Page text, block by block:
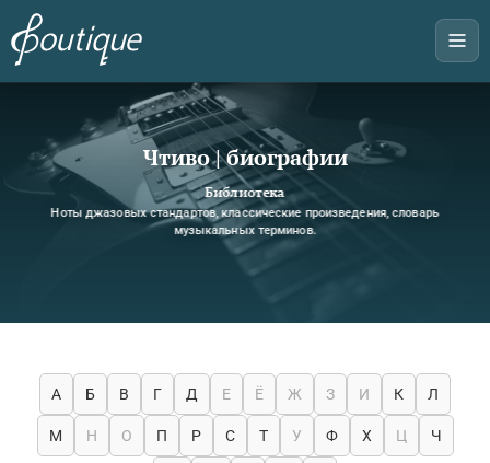
Чтиво | биографии
Библиотека
Ноты джазовых стандартов, классические произведения, словарь
музыкальных терминов.
А Б В Г Д Е Ё Ж З И К Л
М Н О П Р С Т У Ф Х Ц Ч